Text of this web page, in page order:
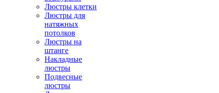
Люстры клетки
Люстры для
натяжных
потолков
Люстры на
штанге
Накладные
люстры
Подвесные
люстры